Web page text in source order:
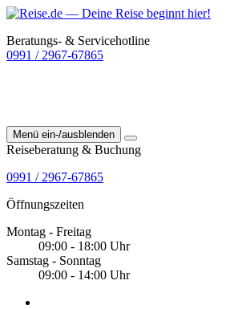
Beratungs- & Servicehotline
0991 / 2967-67865
Menü ein-/ausblenden
Reiseberatung & Buchung
0991 / 2967-67865
Öffnungszeiten
Montag - Freitag
09:00 - 18:00 Uhr
Samstag - Sonntag
09:00 - 14:00 Uhr